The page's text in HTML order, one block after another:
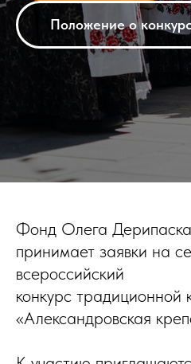
Положение о
Фонд Олега
принимает заявки на
всероссийский
конкурс традиционной
«Александровская